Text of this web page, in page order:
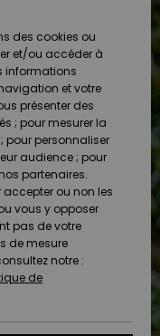
des cookies ou
et/ou accéder à
informations
et votre
présenter des
; pour mesurer la
pour personnaliser
audience ; pour
partenaires.
ou non les
vous y opposer
pas de votre
de mesure
notre :
de